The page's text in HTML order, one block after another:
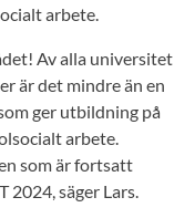
arbete.
Av alla universitet
är det mindre än en
ger utbildning på
arbete.
som är fortsatt
2024, säger Lars.